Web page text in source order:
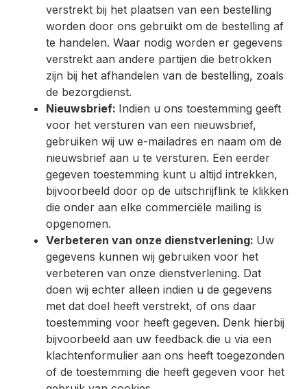
verstrekt bij het plaatsen van een bestelling
worden door ons gebruikt om de bestelling af
te handelen. Waar nodig worden er gegevens
verstrekt aan andere partijen die betrokken
zijn bij het afhandelen van de bestelling, zoals
de bezorgdienst.
Nieuwsbrief: Indien u ons toestemming geeft
voor het versturen van een nieuwsbrief,
gebruiken wij uw e-mailadres en naam om de
nieuwsbrief aan u te versturen. Een eerder
gegeven toestemming kunt u altijd intrekken,
bijvoorbeeld door op de uitschrijflink te klikken
die onder aan elke commerciële mailing is
opgenomen.
Verbeteren van onze dienstverlening: Uw
gegevens kunnen wij gebruiken voor het
verbeteren van onze dienstverlening. Dat
doen wij echter alleen indien u de gegevens
met dat doel heeft verstrekt, of ons daar
toestemming voor heeft gegeven. Denk hierbij
bijvoorbeeld aan uw feedback die u via een
klachtenformulier aan ons heeft toegezonden
of de toestemming die heeft gegeven voor het